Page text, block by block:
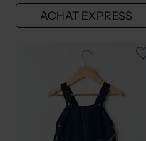
ACHAT EXPRESS